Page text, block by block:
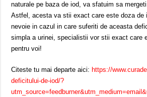
naturale pe baza de iod, va sfatuim sa
Astfel, acesta va stii exact care este doza de
nevoie in cazul in care suferiti de aceasta
simpla a urinei, specialistii vor stii exact care
pentru voi!
Citeste tu mai departe aici: https://
deficitului-de-iod/?